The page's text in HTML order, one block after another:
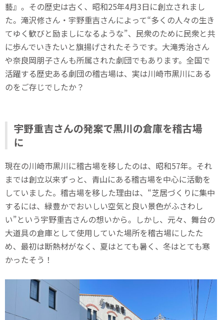
藝』。その歴史は古く、昭和25年4月3日に創立されまし
た。滝沢修さん・宇野重吉さんによって“多くの人々の生き
てゆく歓びと励ましになるような”、民衆のために民衆と共
に歩んでいきたいと旗揚げされたそうです。大滝秀治さん
や奈良岡朋子さんも所属された劇団でもあります。全国で
活躍する歴史ある劇団の稽古場は、実は川崎市黒川にある
のをご存じでしたか？
宇野重吉さんの発案で黒川の倉庫を稽古場
に
現在の川崎市黒川に稽古場を移したのは、昭和57年。それ
までは創立以来ずっと、青山にある稽古場を中心に活動を
していました。稽古場を移した理由は、“芝居づくりに集中
するには、緑豊かでおいしい空気と良い景色がふさわし
い”という宇野重吉さんの想いから。しかし、元々、舞台の
大道具の倉庫として使用していた場所を稽古場にしたた
め、最初は断熱材がなく、夏はとても暑く、冬はとても寒
かったそう！